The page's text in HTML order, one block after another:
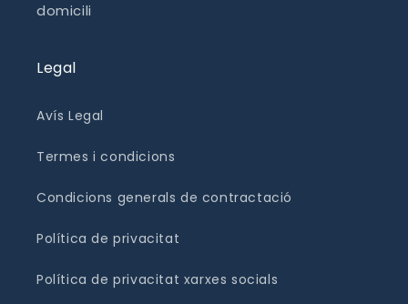
domicili
Legal
Avís Legal
Termes i condicions
Condicions generals de contractació
Política de privacitat
Política de privacitat xarxes socials